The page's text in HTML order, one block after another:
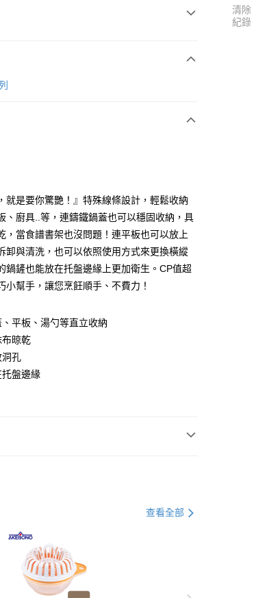
明】
付你分期」，訂單成立後會自動跳轉到大哥付的交易
選擇欲分期的期數、繳款截止日，確認付款後即
數及費用金額請依後續交易確認頁面所載為準。
未前往確認交易或遇審核未通過，訂單將自動取
未通過狀況，表示未達大哥付你分期系統評分，恕
單，「大哥付你分期」於每月結算日後寄送繳費提
本服務購買商品或服務，並由商店將買賣／分期付
或地址）提供予台灣大哥大進項蒐集、處理及利
詳閱以下連結：
限時$299免運
含以上)免運費
就是要你驚艷！』特殊線條設計，輕鬆收納
、廚具..等，連鑄鐵鍋蓋也可以穩固收納，具
，當食譜書架也沒問題！連平板也可以放上
卸與清洗，也可以依照使用方式來更換橫縱
鍋鏟也能放在托盤邊緣上更加衛生。CP值超
小幫手，讓您烹飪順手、不費力！
平板、湯勺等直立收納
晾乾
孔
盤邊緣
本熱銷補貨到$299up
5折up】
▶【限時加價購$159up】官網獨
查看全部
清除
紀錄